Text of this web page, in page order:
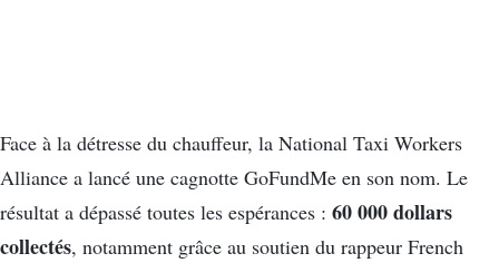
Face à la détresse du chauffeur, la National Taxi Workers
Alliance a lancé une cagnotte GoFundMe en son nom. Le
résultat a dépassé toutes les espérances : 60 000 dollars
collectés, notamment grâce au soutien du rappeur French